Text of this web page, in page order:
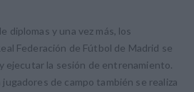
diplomas y una vez más, los
Federación de Fútbol de Madrid se
ejecutar la sesión de entrenamiento.
de campo también se realiza